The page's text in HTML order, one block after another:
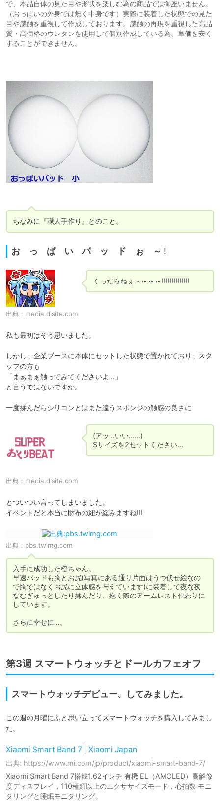
で、本品自体の見た目や形状を楽しむ為の商品では御座いません。
（おっぱいの外身では無く中身です）実際に装着した状態での見た
目や感触を重視して作成しております。感触の再現を重視した高品
質・高価格のウレタンを使用して個別作成している為、単価を安く
することができません。
ちなみに『職人手作り』とのこと。
お っ ぱ い パ ッ ド ぉ ～ !
出典： media.dlsite.com
くっだらねぇ～～～～!!!!!!!!!!!!!!
私も最初はそう思いました。
しかし、企業ブースに本体にセットした状態で置かれており、スタ
ッフの方も
「まぁまぁ触ってみてくださいよ…」
と言うではないですか。
一度揉んだらシリコンとはまた違うスポンジの触感の良さに
出典： media.dlsite.com
(アッ…いい……)
Sサイズを2セットください…
とついつい言ってしまいました。
イベントだと本当に財布の紐が緩みますね!!!
出典： pbs.twimg.com
入手に成功した橙ちゃん。
早速パッドも胸とお尻(写真にある通り片面はうつ伏せ絵なの
で胸ではなくお尻に立体感を与えています)に装着して夜な夜
なむぎゅっとしたり揉んだり、抱く際のアームレスト代わりに
しています。
さらに幸せに…。
第3週 スマートウォッチとドールカフェオフ
スマートウォッチデビュー、してみました。
この週の月曜にふと思い立ってスマートウォッチを購入してみまし
た。
Xiaomi Smart Band 7 | Xiaomi Japan
出典: https://www.mi.com/jp/product/xiaomi-smart-band-7/
Xiaomi Smart Band 7搭載1.62インチ 有機 EL（AMOLED）高解像
度ディスプレイ，110種類以上のエクササイズモード，心拍数 モニ
タリングと睡眠モニタリング。